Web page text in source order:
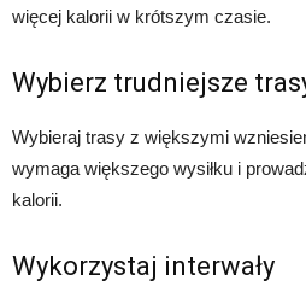
więcej kalorii w krótszym czasie.
Wybierz trudniejsze
Wybieraj trasy z większymi
wymaga większego wysiłku i
kalorii.
Wykorzystaj interwały